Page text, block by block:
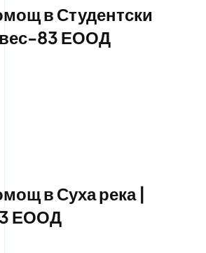
в Студентски
83 ЕООД
в Суха река |
ЕООД